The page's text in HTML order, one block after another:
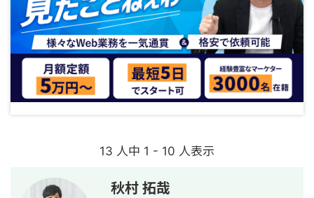
13 人中 1 - 10 人表示
秋村 拓哉